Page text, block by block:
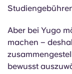
Die Suche nach
öffentliche
Hochschulen